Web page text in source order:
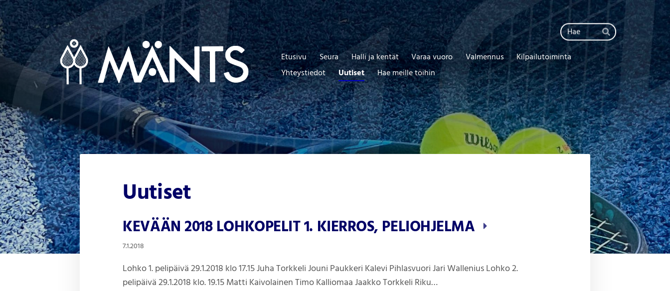
Siirry
sivun
sisältöön
Haku
Hae
Mäntsälän Tennisseura Ry
Etusivu Seura Halli ja kentät Varaa vuoro Valmennus
Kilpailutoiminta
Yhteystiedot
Uutiset Hae meille töihin
Uutiset
KEVÄÄN 2018 LOHKOPELIT 1. KIERROS, PELIOHJELMA
7.1.2018
Lohko 1. pelipäivä 29.1.2018 klo 17.15 Juha Torkkeli Jouni Paukkeri Kalevi Pihlasvuori Jari Wallenius Lohko 2.
pelipäivä 29.1.2018 klo. 19.15 Matti Kaivolainen Timo Kalliomaa Jaakko Torkkeli Riku…